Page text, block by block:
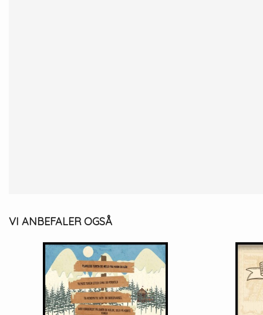
VI ANBEFALER OGSÅ